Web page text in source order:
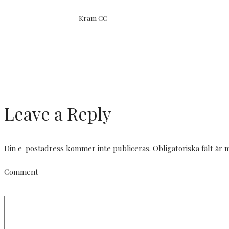
Kram CC
Leave a Reply
Din e-postadress kommer inte publiceras. Obligatoriska fält är
Comment